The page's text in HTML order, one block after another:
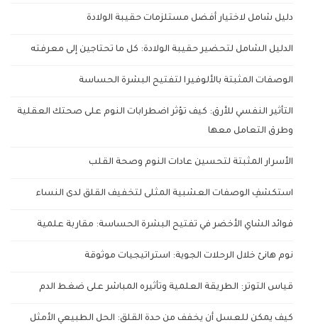
دليل شامل لاختيار أفضل مستلزمات حقيبة الولادة
الدليل الشامل لتحضير حقيبة الولادة: كل ما تحتاجين إلى معرفته
الوصفات المثبتة بالألوفيرا لتفتيح البشرة الحساسة
التأثير النفسي للأرق: كيف تؤثر اضطرابات النوم على صحتك العقلية
وطرق التعامل معها
الأسرار المثبتة لتحسين عادات النوم وصحة القلب
استكشفِ الوصفات العشبية المثلى لتخفيف القلق لدى النساء
فوائد الشاي الأخضر في تفتيح البشرة الحساسة: مقاربة علمية
نوم هانئ خلال الرحلات الجوية: استراتيجيات موثوقة
قياس التوتر: الطريقة العلمية وتأثيره المباشر على ضغط الدم
كيف يمكن للعسل أن يخفف من حدة القلق: الحل الطبيعي الأمثل